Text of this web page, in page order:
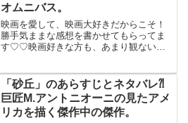
オムニバス。
映画を愛して、映画大好きだからこそ！
勝手気ままな感想を書かせてもらってま
す♡♡映画好きな方も、あまり観ない方
年11月12日公開（49分）3人の監督が描
く...
「砂丘」のあらすじとネタバレ⁈
巨匠M.アントニオーニの見たアメ
リカを描く傑作中の傑作。